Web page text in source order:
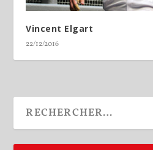
Vincent Elgart
22/12/2016